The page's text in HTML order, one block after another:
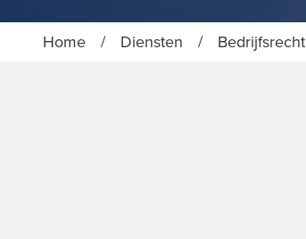
Home / Diensten / Bedrijfsrecht